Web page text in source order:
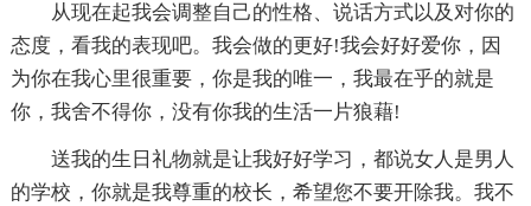
从现在起我会调整自己的性格、说话方式以及对你的
态度，看我的表现吧。我会做的更好!我会好好爱你，因
为你在我心里很重要，你是我的唯一，我最在乎的就是
你，我舍不得你，没有你我的生活一片狼藉!
送我的生日礼物就是让我好好学习，都说女人是男人
的学校，你就是我尊重的校长，希望您不要开除我。我不